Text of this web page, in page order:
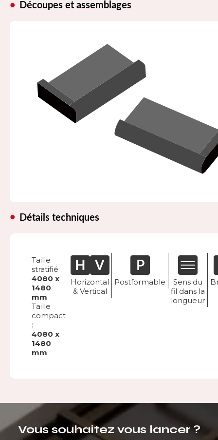
Découpes et assemblages
Détails techniques
Taille
stratifié :
4080 x
1480
mm
Taille
compact
:
4080 x
1480
mm
Horizontal
& Vertical
Postformable
Sens du
fil dans la
longueur
Vous souhaitez vous lancer ?